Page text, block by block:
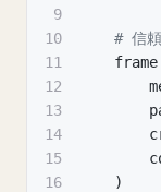
9
10
# 信
11
    frame
12
13
14
15
16
)